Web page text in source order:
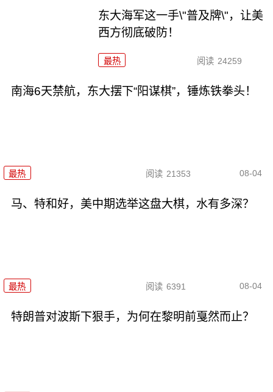
东大海军这一手\"普及牌\"，让美
西方彻底破防！
最热 阅读 24259
南海6天禁航，东大摆下“阳谋棋”，锤炼铁拳头！
最热 阅读 21353 08-04
马、特和好，美中期选举这盘大棋，水有多深？
最热 阅读 6391 08-04
特朗普对波斯下狠手，为何在黎明前戛然而止？